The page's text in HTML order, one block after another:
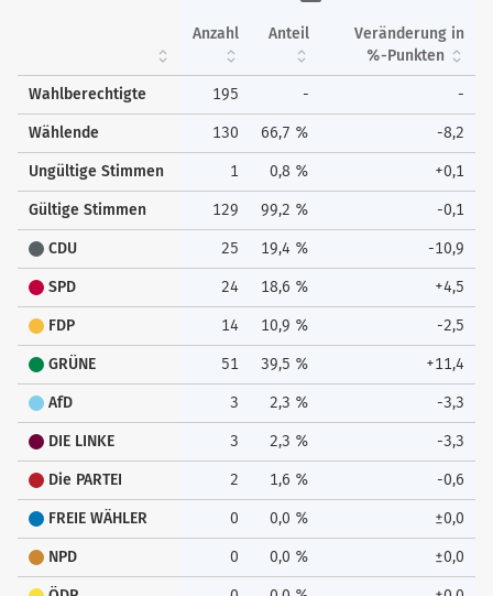
Anzahl Anteil
Veränderung in
%-Punkten
Wahlberechtigte 195 - -
Wählende 130 66,7 % -8,2
Ungültige Stimmen 1 0,8 % +0,1
Gültige Stimmen 129 99,2 % -0,1
CDU 25 19,4 % -10,9
SPD 24 18,6 % +4,5
FDP 14 10,9 % -2,5
GRÜNE 51 39,5 % +11,4
AfD 3 2,3 % -3,3
DIE LINKE 3 2,3 % -3,3
Die PARTEI 2 1,6 % -0,6
FREIE WÄHLER 0 0,0 % ±0,0
NPD 0 0,0 % ±0,0